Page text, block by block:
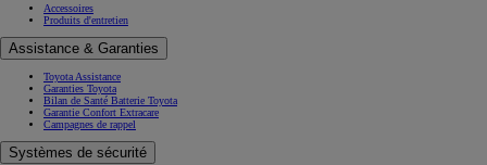
Accessoires
Produits d'entretien
Assistance & Garanties
Toyota Assistance
Garanties Toyota
Bilan de Santé Batterie Toyota
Garantie Confort Extracare
Campagnes de rappel
Systèmes de sécurité